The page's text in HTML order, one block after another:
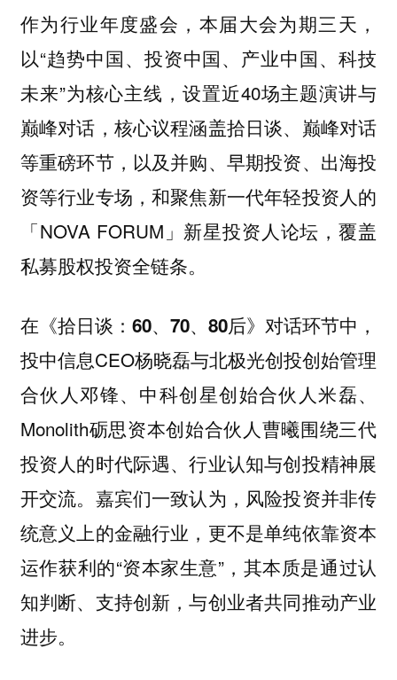
作为行业年度盛会，本届大会为期三天，
以“趋势中国、投资中国、产业中国、科技
未来”为核心主线，设置近40场主题演讲与
巅峰对话，核心议程涵盖拾日谈、巅峰对话
等重磅环节，以及并购、早期投资、出海投
资等行业专场，和聚焦新一代年轻投资人的
「NOVA FORUM」新星投资人论坛，覆盖
私募股权投资全链条。
在《拾日谈：60、70、80后》对话环节中 ，
投中信息CEO杨晓磊与北极光创投创始管理
合伙人邓锋、中科创星创始合伙人米磊、
Monolith砺思资本创始合伙人曹曦围绕三代
投资人的时代际遇、行业认知与创投精神展
开交流。嘉宾们一致认为，风险投资并非传
统意义上的金融行业，更不是单纯依靠资本
运作获利的“资本家生意”，其本质是通过认
知判断、支持创新，与创业者共同推动产业
进步。